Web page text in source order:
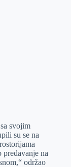
svojim
su se na
na
održao